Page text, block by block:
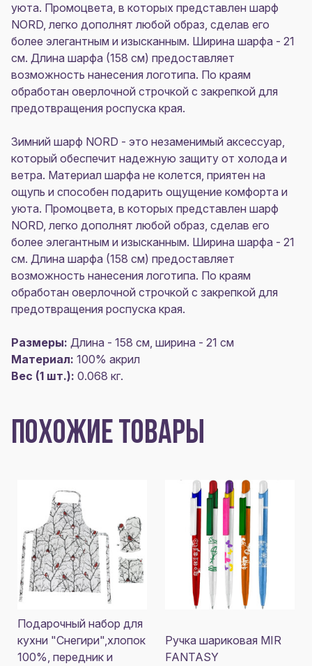
уюта. Промоцвета, в которых представлен шарф
NORD, легко дополнят любой образ, сделав его
более элегантным и изысканным. Ширина шарфа - 21
см. Длина шарфа (158 см) предоставляет
возможность нанесения логотипа. По краям
обработан оверлочной строчкой с закрепкой для
предотвращения роспуска края.
Зимний шарф NORD - это незаменимый аксессуар,
который обеспечит надежную защиту от холода и
ветра. Материал шарфа не колется, приятен на
ощупь и способен подарить ощущение комфорта и
уюта. Промоцвета, в которых представлен шарф
NORD, легко дополнят любой образ, сделав его
более элегантным и изысканным. Ширина шарфа - 21
см. Длина шарфа (158 см) предоставляет
возможность нанесения логотипа. По краям
обработан оверлочной строчкой с закрепкой для
предотвращения роспуска края.
Размеры: Длина - 158 см, ширина - 21 см
Материал: 100% акрил
Вес (1 шт.): 0.068 кг.
ПОХОЖИЕ ТОВАРЫ
Подарочный набор для
кухни "Снегири",хлопок
100%, передник и
Ручка шариковая MIR
FANTASY